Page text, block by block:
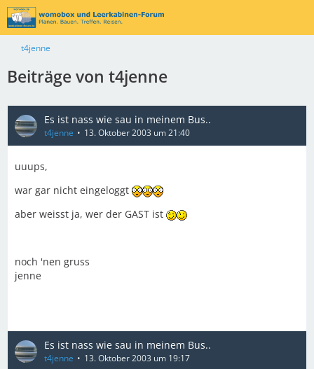
t4jenne
Beiträge von t4jenne
Es ist nass wie sau in meinem Bus..
t4jenne 13. Oktober 2003 um 21:40
uuups,
war gar nicht eingeloggt
aber weisst ja, wer der GAST ist
noch 'nen gruss
jenne
Es ist nass wie sau in meinem Bus..
t4jenne 13. Oktober 2003 um 19:17